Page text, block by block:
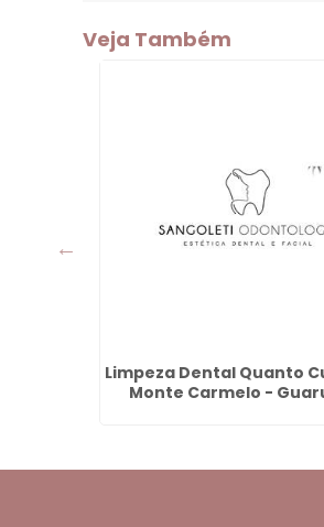
Veja Também
Limpeza Dental Quanto
Monte Carmelo -